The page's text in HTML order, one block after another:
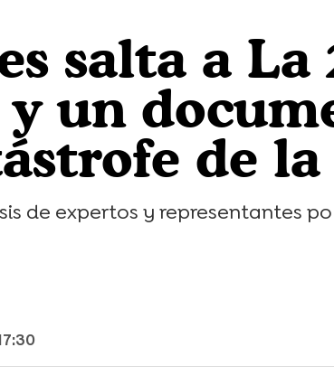
salta a La
y un
de
de expertos y representantes